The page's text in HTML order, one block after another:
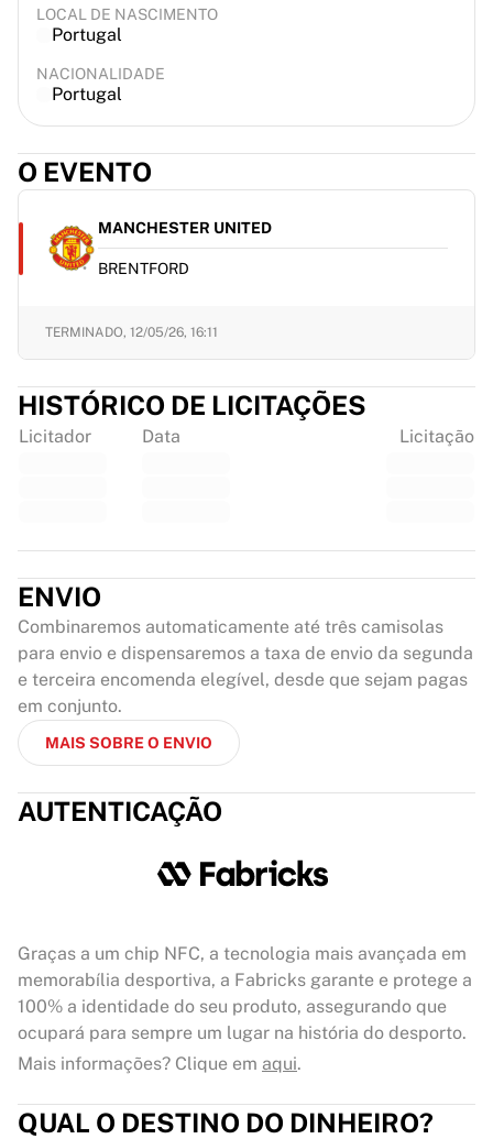
LOCAL DE NASCIMENTO
Portugal
NACIONALIDADE
Portugal
O EVENTO
MANCHESTER UNITED
BRENTFORD
TERMINADO, 12/05/26, 16:11
HISTÓRICO DE LICITAÇÕES
Licitador Data Licitação
ENVIO
Combinaremos automaticamente até três camisolas
para envio e dispensaremos a taxa de envio da segunda
e terceira encomenda elegível, desde que sejam pagas
em conjunto.
MAIS SOBRE O ENVIO
AUTENTICAÇÃO
Graças a um chip NFC, a tecnologia mais avançada em
memorabília desportiva, a Fabricks garante e protege a
100% a identidade do seu produto, assegurando que
ocupará para sempre um lugar na história do desporto.
Mais informações? Clique em aqui.
QUAL O DESTINO DO DINHEIRO?